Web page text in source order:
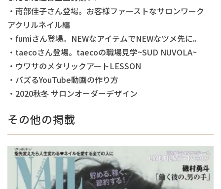
・南部佳子さん登場。お客様ファーストなサロンワーク
アクリルネイル編
・fumiさん登場。NEWなアイテムでNEWなツメ先に。
・taecoさん登場。taecoの職場見学~SUD NUVOLA~
・ウワサのメタリックアートLESSON
・バズるYouTube動画の作り方
・2020秋冬 サロンオーダーデザイン
その他の掲載